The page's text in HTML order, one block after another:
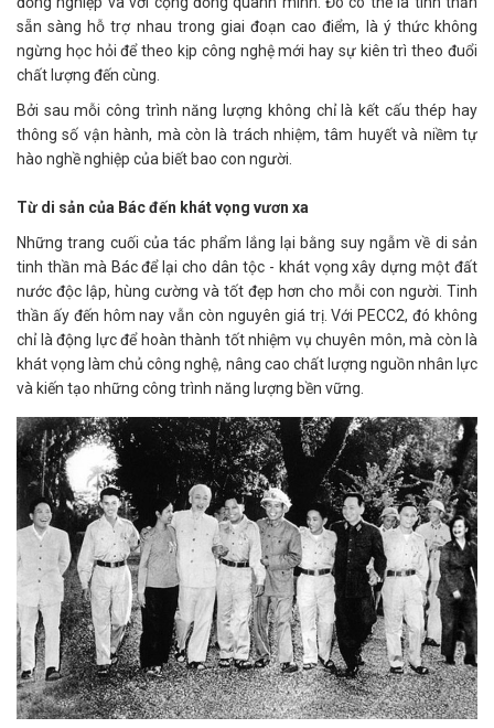
sẵn sàng hỗ trợ nhau trong giai đoạn cao điểm, là ý thức không
ngừng học hỏi để theo kịp công nghệ mới hay sự kiên trì theo đuổi
chất lượng đến cùng.
Bởi sau mỗi công trình năng lượng không chỉ là kết cấu thép hay
thông số vận hành, mà còn là trách nhiệm, tâm huyết và niềm tự
hào nghề nghiệp của biết bao con người.
Từ di sản của Bác đến khát vọng vươn xa
Những trang cuối của tác phẩm lắng lại bằng suy ngẫm về di sản
tinh thần mà Bác để lại cho dân tộc - khát vọng xây dựng một đất
nước độc lập, hùng cường và tốt đẹp hơn cho mỗi con người. Tinh
thần ấy đến hôm nay vẫn còn nguyên giá trị. Với PECC2, đó không
chỉ là động lực để hoàn thành tốt nhiệm vụ chuyên môn, mà còn là
khát vọng làm chủ công nghệ, nâng cao chất lượng nguồn nhân lực
và kiến tạo những công trình năng lượng bền vững.